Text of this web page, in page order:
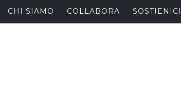
Skip
to
CHI SIAMO COLLABORA SOSTIENICI